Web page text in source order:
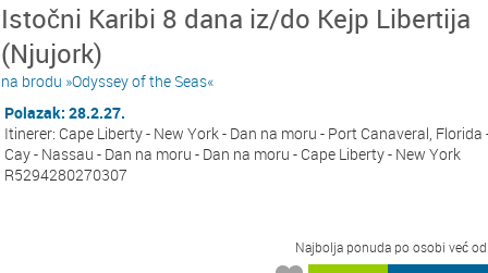
Istočni Karibi 8 dana iz/do Kejp Libertija
(Njujork)
na brodu »Odyssey of the Seas«
Polazak: 28.2.27.
Itinerer: Cape Liberty - New York - Dan na moru - Port Canaveral, Florida
Cay - Nassau - Dan na moru - Dan na moru - Cape Liberty - New York
R5294280270307
Najbolja ponuda po osobi već od